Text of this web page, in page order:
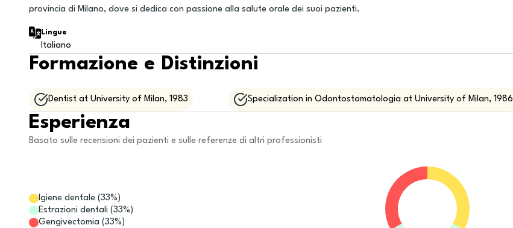
provincia di Milano, dove si dedica con passione alla salute orale dei suoi pazienti.
Lingue
Italiano
Formazione e Distinzioni
Dentist at University of Milan, 1983 Specialization in Odontostomatologia at University of Milan, 1986
Esperienza
Basato sulle recensioni dei pazienti e sulle referenze di altri professionisti
Igiene dentale (33%)
Estrazioni dentali (33%)
Gengivectomia (33%)